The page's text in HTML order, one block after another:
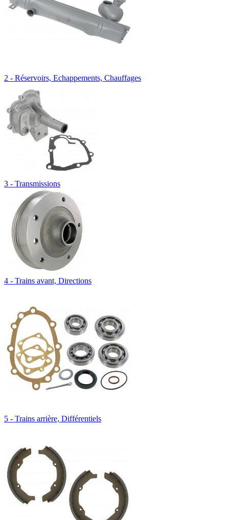
2 - Réservoirs, Echappements, Chauffages
3 - Transmissions
4 - Trains avant, Directions
5 - Trains arrière, Différentiels